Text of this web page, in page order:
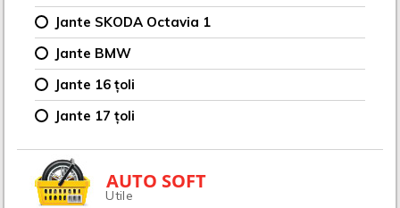
Jante SKODA Octavia 1
Jante BMW
Jante 16 țoli
Jante 17 țoli
AUTO SOFT
Utile